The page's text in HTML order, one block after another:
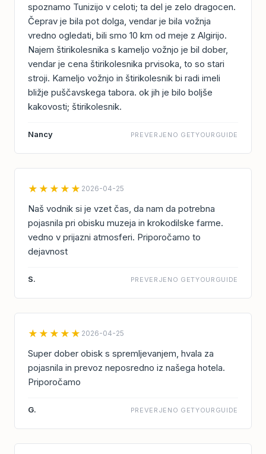
spoznamo Tunizijo v celoti; ta del je zelo dragocen.
Čeprav je bila pot dolga, vendar je bila vožnja
vredno ogledati, bili smo 10 km od meje z Algirijo.
Najem štirikolesnika s kameljo vožnjo je bil dober,
vendar je cena štirikolesnika prvisoka, to so stari
stroji. Kameljo vožnjo in štirikolesnik bi radi imeli
bližje puščavskega tabora. ok jih je bilo boljše
kakovosti; štirikolesnik.
Nancy PREVERJENO GETYOURGUIDE
★★★★★ 2026-04-25
Naš vodnik si je vzet čas, da nam da potrebna
pojasnila pri obisku muzeja in krokodilske farme.
vedno v prijazni atmosferi. Priporočamo to
dejavnost
S. PREVERJENO GETYOURGUIDE
★★★★★ 2026-04-25
Super dober obisk s spremljevanjem, hvala za
pojasnila in prevoz neposredno iz našega hotela.
Priporočamo
G. PREVERJENO GETYOURGUIDE